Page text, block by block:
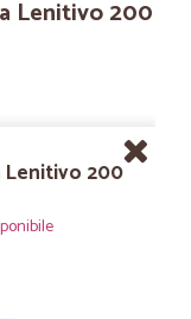
Lenitivo 200
Lenitivo 200